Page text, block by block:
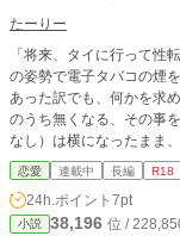
たーりー
「将来、タイに行って性転換手
の姿勢で電子タバコの煙
あった訳でも、何かを求
のうち無くなる、その事を再確認しただけ
なし）は横になったまま
て一生の宝物であり、胸
てを満たしてくれるものだった。 しかし。
か？」 里梨に海外赴任の打診が来る。それは、二人にとって余りにも長い時
間。果たして二人はど
恋愛 連載中 長編 R18
24h.ポイント 7pt
小説 38,196 位 /